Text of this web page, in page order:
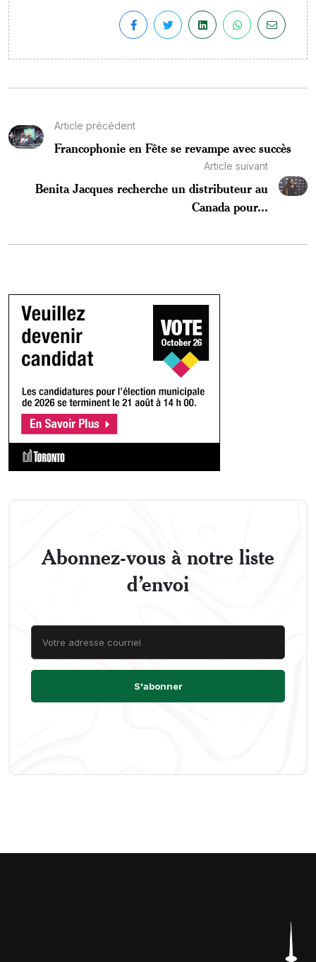
Article précédent
Francophonie en Fête se revampe avec succès
Article suivant
Benita Jacques recherche un distributeur au
Canada pour...
Abonnez-vous à notre liste
d’envoi